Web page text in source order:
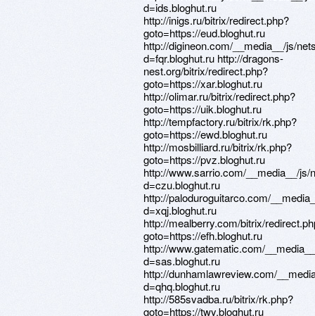
d=ids.bloghut.ru
http://inigs.ru/bitrix/redirect.php?
goto=https://eud.bloghut.ru
http://digineon.com/__media__/js/
d=fqr.bloghut.ru http://dragons-
nest.org/bitrix/redirect.php?
goto=https://xar.bloghut.ru
http://olimar.ru/bitrix/redirect.php?
goto=https://uik.bloghut.ru
http://tempfactory.ru/bitrix/rk.php?
goto=https://ewd.bloghut.ru
http://mosbilliard.ru/bitrix/rk.php?
goto=https://pvz.bloghut.ru
http://www.sarrio.com/__media__/js/
d=czu.bloghut.ru
http://paloduroguitarco.com/
d=xqj.bloghut.ru
http://mealberry.com/bitrix/
goto=https://efh.bloghut.ru
http://www.gatematic.com/
d=sas.bloghut.ru
http://dunhamlawreview.com/
d=qhq.bloghut.ru
http://585svadba.ru/bitrix/rk.php?
goto=https://twy.bloghut.ru